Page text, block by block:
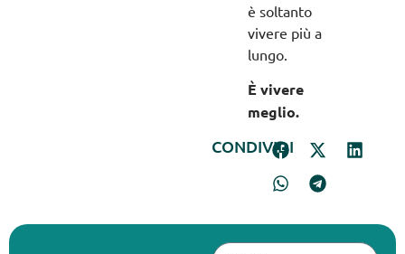
è soltanto
vivere più a
lungo.
È vivere
meglio.
CONDIVIDI